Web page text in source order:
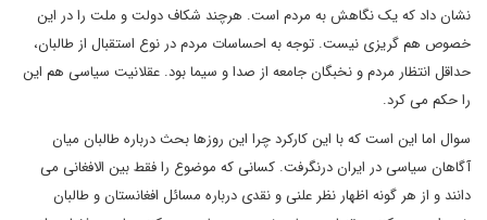
نشان داد که یک نگاهش به مردم است. هرچند شکاف دولت و ملت را در این
خصوص هم گریزی نیست. توجه به احساسات مردم در نوع استقبال از طالبان،
حداقل انتظار مردم و نخبگان جامعه از صدا و سیما بود. عقلانیت سیاسی هم این
را حکم می کرد.
سوال اما این است که با این کارکرد چرا این روزها بحث درباره طالبان میان
آگاهان سیاسی در ایران درنگرفت. کسانی که موضوع را فقط بین الافغانی می
دانند و از هر گونه اظهار نظر علنی و نقدی درباره مسائل افغانستان و طالبان